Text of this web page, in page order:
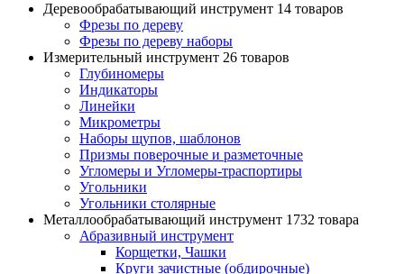
Деревообрабатывающий инструмент 14 товаров
Фрезы по дереву
Фрезы по дереву наборы
Измерительный инструмент 26 товаров
Глубиномеры
Индикаторы
Линейки
Микрометры
Наборы щупов, шаблонов
Призмы поверочные и разметочные
Угломеры и Угломеры-траспортиры
Угольники
Угольники столярные
Металлообрабатывающий инструмент 1732 товара
Абразивный инструмент
Корщетки, Чашки
Круги зачистные (обдирочные)